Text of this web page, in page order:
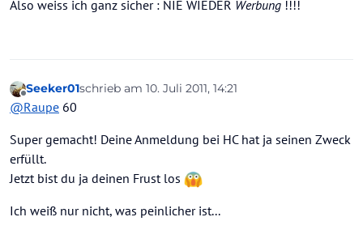
Also weiss ich ganz sicher : NIE WIEDER Werbung !!!!
Offline
Seeker01schrieb am 10. Juli 2011, 14:21
zuletzt editiert von
@Raupe 60
Super gemacht! Deine Anmeldung bei HC hat ja seinen Zweck
erfüllt.
Jetzt bist du ja deinen Frust los
Ich weiß nur nicht, was peinlicher ist...